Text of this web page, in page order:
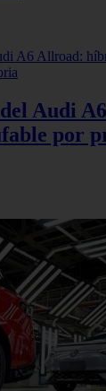
Audi
por